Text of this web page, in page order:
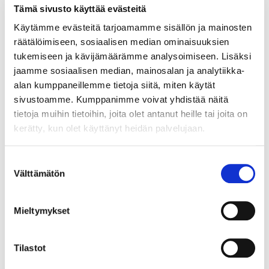
Tämä sivusto käyttää evästeitä
Käytämme evästeitä tarjoamamme sisällön ja mainosten
räätälöimiseen, sosiaalisen median ominaisuuksien
tukemiseen ja kävijämäärämme analysoimiseen. Lisäksi
jaamme sosiaalisen median, mainosalan ja analytiikka-
alan kumppaneillemme tietoja siitä, miten käytät
sivustoamme. Kumppanimme voivat yhdistää näitä
tietoja muihin tietoihin, joita olet antanut heille tai joita on
kerätty, kun olet käyttänyt heidän palvelujaan.
valinta
Välttämätön
Mieltymykset
Tilastot
Eri ruokavaliot toimivat eri yksilöillä eri tavoin. Kuidut
ruokkivat hyödyllisiä suolistobakteereita, mutta usein
on mahdotonta sanoa etukäteen, miten joku kuitu
yksilöllisesti vaikuttaa. Kokeilemalla selviää, millainen
hyödyllisten bakteerien toimintaa tukeva ruokavalio
sopii parhaiten omalle suolistolle. Kokeiluissa maltti on
valttia, sillä ruokavaliomuutokset voidaan havaita
suolistomikrobistossa n. 3-4 viikon jälkeen.
Suolistomikrobistonanalyysillä muutokset voidaan
voi vaivattomasti tehdä kotona ja
lähettää näytteet suomalaiseen GutGuide-
viikon kuluttua OMA GutGuide – tililtä. Analyysi sisältää
GutGuide-mikrobiologit vastaavat myös kysymyksiin:
info@gutguide.fi